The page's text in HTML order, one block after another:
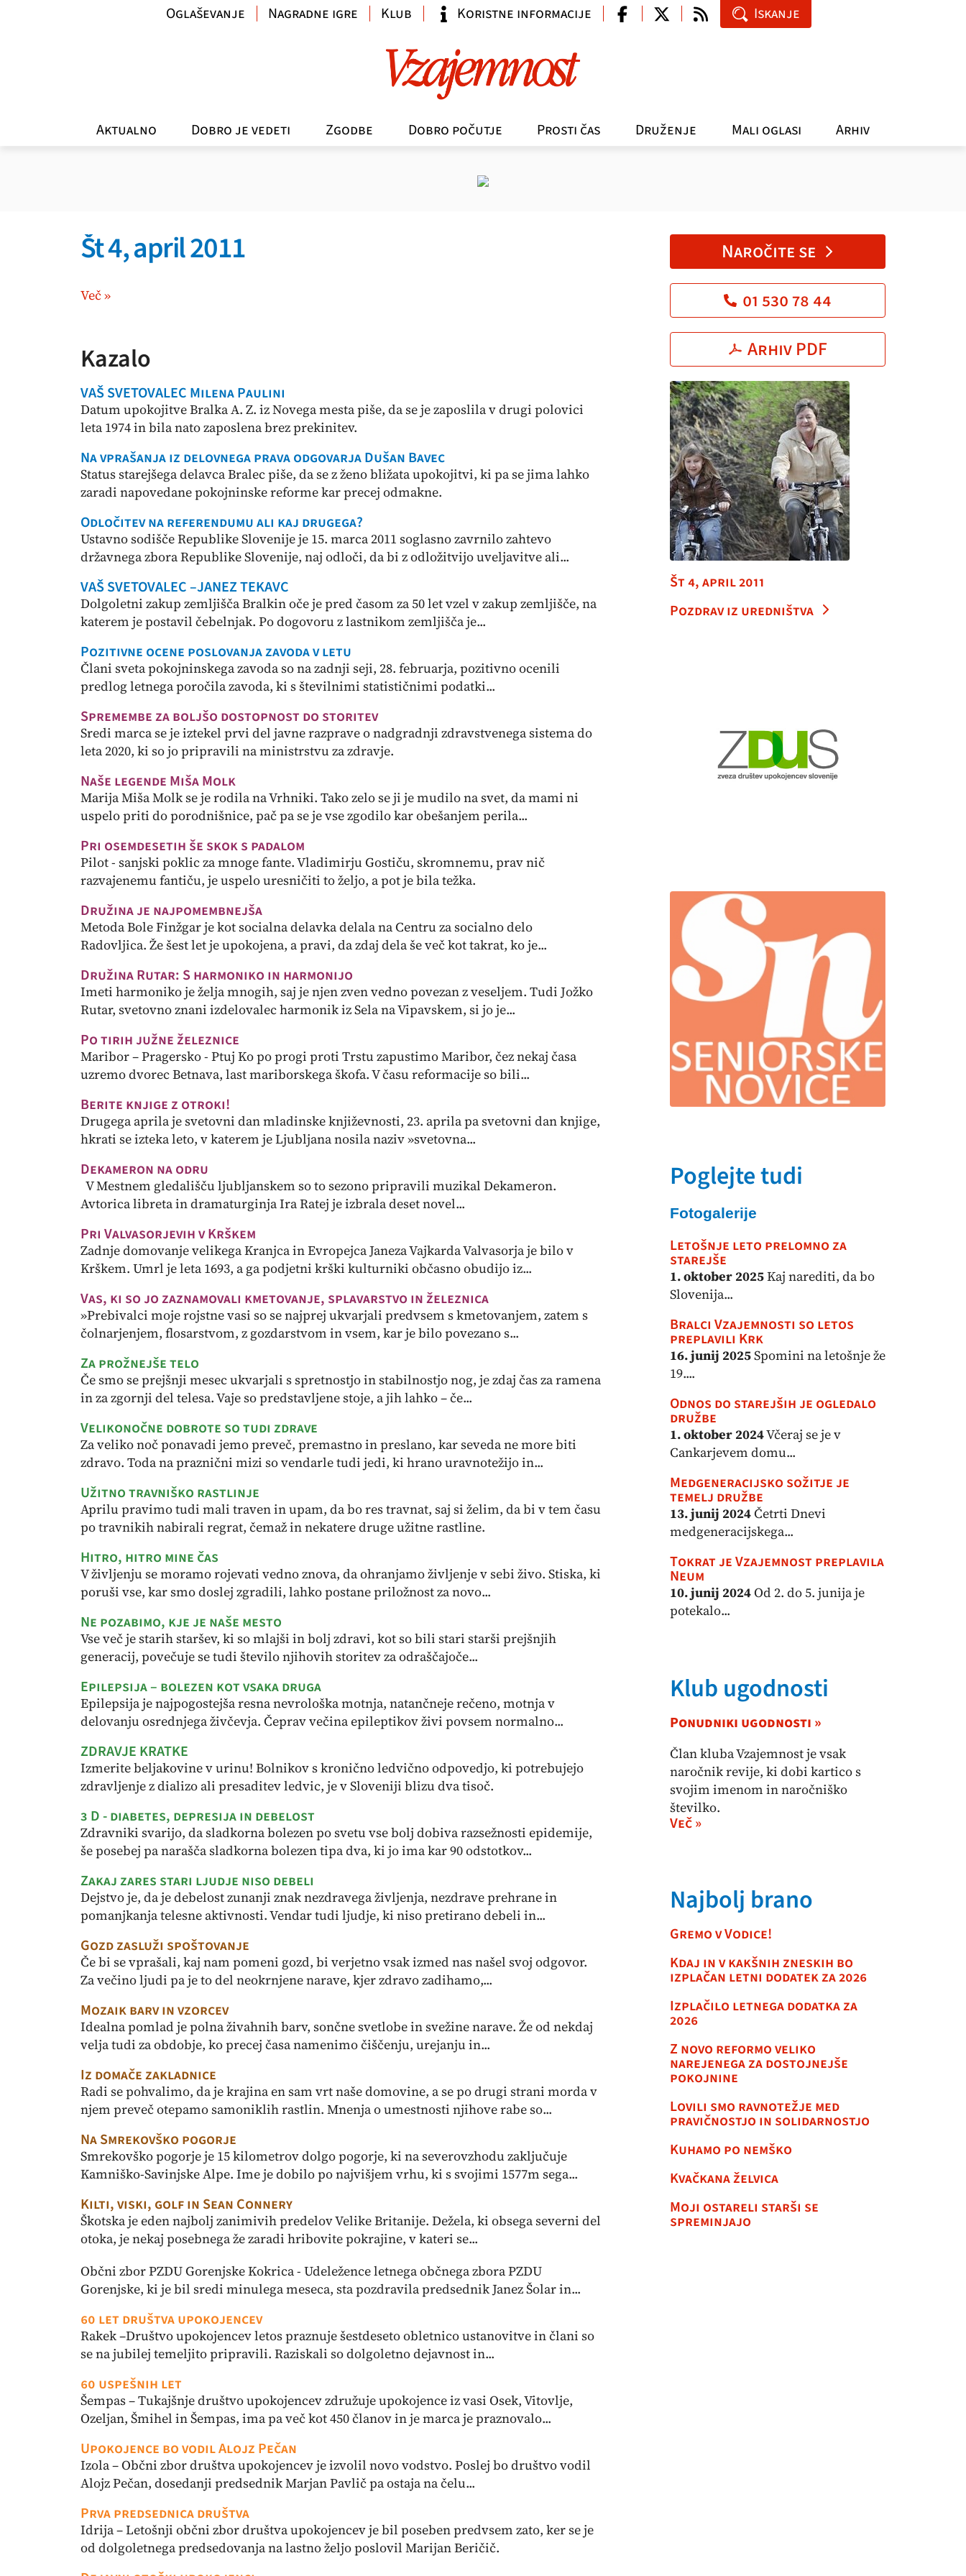
Aktualno Dobro je vedeti Zgodbe Dobro počutje Prosti čas Druženje Mali oglasi Arhiv
Oglaševanje Nagradne igre Klub Koristne informacije Iskanje
Št 4, april 2011
Več »
Kazalo
VAŠ SVETOVALEC Milena Paulini
Datum upokojitve Bralka A. Z. iz Novega mesta piše, da se je zaposlila v drugi polovici
leta 1974 in bila nato zaposlena brez prekinitev.
Na vprašanja iz delovnega prava odgovarja Dušan Bavec
Status starejšega delavca Bralec piše, da se z ženo bližata upokojitvi, ki pa se jima lahko
zaradi napovedane pokojninske reforme kar precej odmakne.
Odločitev na referendumu ali kaj drugega?
Ustavno sodišče Republike Slovenije je 15. marca 2011 soglasno zavrnilo zahtevo
državnega zbora Republike Slovenije, naj odloči, da bi z odložitvijo uveljavitve ali...
VAŠ SVETOVALEC –JANEZ TEKAVC
Dolgoletni zakup zemljišča Bralkin oče je pred časom za 50 let vzel v zakup zemljišče, na
katerem je postavil čebelnjak. Po dogovoru z lastnikom zemljišča je...
Pozitivne ocene poslovanja zavoda v letu
Člani sveta pokojninskega zavoda so na zadnji seji, 28. februarja, pozitivno ocenili
predlog letnega poročila zavoda, ki s številnimi statističnimi podatki...
Spremembe za boljšo dostopnost do storitev
Sredi marca se je iztekel prvi del javne razprave o nadgradnji zdravstvenega sistema do
leta 2020, ki so jo pripravili na ministrstvu za zdravje.
Naše legende Miša Molk
Marija Miša Molk se je rodila na Vrhniki. Tako zelo se ji je mudilo na svet, da mami ni
uspelo priti do porodnišnice, pač pa se je vse zgodilo kar obešanjem perila...
Pri osemdesetih še skok s padalom
Pilot - sanjski poklic za mnoge fante. Vladimirju Gostiču, skromnemu, prav nič
razvajenemu fantiču, je uspelo uresničiti to željo, a pot je bila težka.
Družina je najpomembnejša
Metoda Bole Finžgar je kot socialna delavka delala na Centru za socialno delo
Radovljica. Že šest let je upokojena, a pravi, da zdaj dela še več kot takrat, ko je...
Družina Rutar: S harmoniko in harmonijo
Imeti harmoniko je želja mnogih, saj je njen zven vedno povezan z veseljem. Tudi Jožko
Rutar, svetovno znani izdelovalec harmonik iz Sela na Vipavskem, si jo je...
Po tirih južne železnice
Maribor – Pragersko - Ptuj Ko po progi proti Trstu zapustimo Maribor, čez nekaj časa
uzremo dvorec Betnava, last mariborskega škofa. V času reformacije so bili...
Berite knjige z otroki!
Drugega aprila je svetovni dan mladinske književnosti, 23. aprila pa svetovni dan knjige,
hkrati se izteka leto, v katerem je Ljubljana nosila naziv »svetovna...
Dekameron na odru
V Mestnem gledališču ljubljanskem so to sezono pripravili muzikal Dekameron.
Avtorica libreta in dramaturginja Ira Ratej je izbrala deset novel...
Pri Valvasorjevih v Krškem
Zadnje domovanje velikega Kranjca in Evropejca Janeza Vajkarda Valvasorja je bilo v
Krškem. Umrl je leta 1693, a ga podjetni krški kulturniki občasno obudijo iz...
Vas, ki so jo zaznamovali kmetovanje, splavarstvo in železnica
»Prebivalci moje rojstne vasi so se najprej ukvarjali predvsem s kmetovanjem, zatem s
čolnarjenjem, flosarstvom, z gozdarstvom in vsem, kar je bilo povezano s...
Za prožnejše telo
Če smo se prejšnji mesec ukvarjali s spretnostjo in stabilnostjo nog, je zdaj čas za ramena
in za zgornji del telesa. Vaje so predstavljene stoje, a jih lahko – če...
Velikonočne dobrote so tudi zdrave
Za veliko noč ponavadi jemo preveč, premastno in preslano, kar seveda ne more biti
zdravo. Toda na praznični mizi so vendarle tudi jedi, ki hrano uravnotežijo in...
Užitno travniško rastlinje
Aprilu pravimo tudi mali traven in upam, da bo res travnat, saj si želim, da bi v tem času
po travnikih nabirali regrat, čemaž in nekatere druge užitne rastline.
Hitro, hitro mine čas
V življenju se moramo rojevati vedno znova, da ohranjamo življenje v sebi živo. Stiska, ki
poruši vse, kar smo doslej zgradili, lahko postane priložnost za novo...
Ne pozabimo, kje je naše mesto
Vse več je starih staršev, ki so mlajši in bolj zdravi, kot so bili stari starši prejšnjih
generacij, povečuje se tudi število njihovih storitev za odraščajoče...
Epilepsija – bolezen kot vsaka druga
Epilepsija je najpogostejša resna nevrološka motnja, natančneje rečeno, motnja v
delovanju osrednjega živčevja. Čeprav večina epileptikov živi povsem normalno...
ZDRAVJE KRATKE
Izmerite beljakovine v urinu! Bolnikov s kronično ledvično odpovedjo, ki potrebujejo
zdravljenje z dializo ali presaditev ledvic, je v Sloveniji blizu dva tisoč.
3 D - diabetes, depresija in debelost
Zdravniki svarijo, da sladkorna bolezen po svetu vse bolj dobiva razsežnosti epidemije,
še posebej pa narašča sladkorna bolezen tipa dva, ki jo ima kar 90 odstotkov...
Zakaj zares stari ljudje niso debeli
Dejstvo je, da je debelost zunanji znak nezdravega življenja, nezdrave prehrane in
pomanjkanja telesne aktivnosti. Vendar tudi ljudje, ki niso pretirano debeli in...
Gozd zasluži spoštovanje
Če bi se vprašali, kaj nam pomeni gozd, bi verjetno vsak izmed nas našel svoj odgovor.
Za večino ljudi pa je to del neokrnjene narave, kjer zdravo zadihamo,...
Mozaik barv in vzorcev
Idealna pomlad je polna živahnih barv, sončne svetlobe in svežine narave. Že od nekdaj
velja tudi za obdobje, ko precej časa namenimo čiščenju, urejanju in...
Iz domače zakladnice
Radi se pohvalimo, da je krajina en sam vrt naše domovine, a se po drugi strani morda v
njem preveč otepamo samoniklih rastlin. Mnenja o umestnosti njihove rabe so...
Na Smrekovško pogorje
Smrekovško pogorje je 15 kilometrov dolgo pogorje, ki na severovzhodu zaključuje
Kamniško-Savinjske Alpe. Ime je dobilo po najvišjem vrhu, ki s svojimi 1577m sega...
Kilti, viski, golf in Sean Connery
Škotska je eden najbolj zanimivih predelov Velike Britanije. Dežela, ki obsega severni del
otoka, je nekaj posebnega že zaradi hribovite pokrajine, v kateri se...
Občni zbor PZDU Gorenjske Kokrica - Udeležence letnega občnega zbora PZDU
Gorenjske, ki je bil sredi minulega meseca, sta pozdravila predsednik Janez Šolar in...
60 let društva upokojencev
Rakek –Društvo upokojencev letos praznuje šestdeseto obletnico ustanovitve in člani so
se na jubilej temeljito pripravili. Raziskali so dolgoletno dejavnost in...
60 uspešnih let
Šempas – Tukajšnje društvo upokojencev združuje upokojence iz vasi Osek, Vitovlje,
Ozeljan, Šmihel in Šempas, ima pa več kot 450 članov in je marca je praznovalo...
Upokojence bo vodil Alojz Pečan
Izola – Občni zbor društva upokojencev je izvolil novo vodstvo. Poslej bo društvo vodil
Alojz Pečan, dosedanji predsednik Marjan Pavlič pa ostaja na čelu...
Prva predsednica društva
Idrija – Letošnji občni zbor društva upokojencev je bil poseben predvsem zato, ker se je
od dolgoletnega predsedovanja na lastno željo poslovil Marijan Beričič.
Naročite se
01 530 78 44
Arhiv PDF
Št 4, april 2011
Pozdrav iz uredništva
Poglejte tudi
Fotogalerije
Letošnje leto prelomno za
starejše
1. oktober 2025Kaj narediti, da bo
Slovenija...
Bralci Vzajemnosti so letos
preplavili Krk
16. junij 2025Spomini na letošnje že
19....
Odnos do starejših je ogledalo
družbe
1. oktober 2024Včeraj se je v
Cankarjevem domu...
Medgeneracijsko sožitje je
temelj družbe
13. junij 2024Četrti Dnevi
medgeneracijskega...
Tokrat je Vzajemnost preplavila
Neum
10. junij 2024Od 2. do 5. junija je
potekalo...
Klub ugodnosti
Ponudniki ugodnosti »
Član kluba Vzajemnost je vsak
naročnik revije, ki dobi kartico s
svojim imenom in naročniško
številko.
Več »
Najbolj brano
Gremo v Vodice!
Kdaj in v kakšnih zneskih bo
izplačan letni dodatek za 2026
Izplačilo letnega dodatka za
2026
Z novo reformo veliko
narejenega za dostojnejše
pokojnine
Lovili smo ravnotežje med
pravičnostjo in solidarnostjo
Kuhamo po nemško
Kvačkana želvica
Moji ostareli starši se
spreminjajo